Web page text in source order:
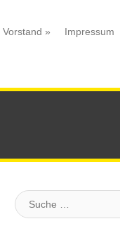
Vorstand » Impressum
Suche
: